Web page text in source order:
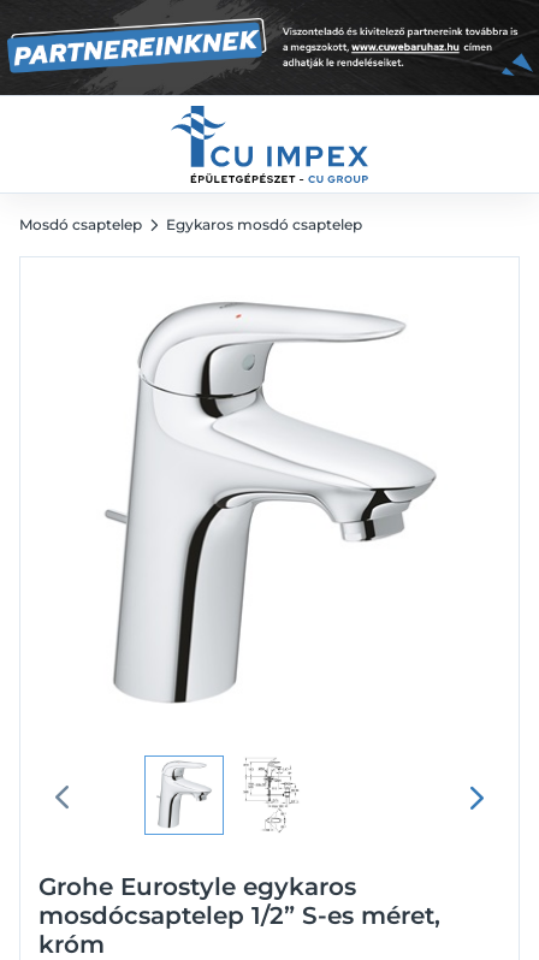
Mosdó csaptelep Egykaros mosdó csaptelep
Grohe Eurostyle egykaros
mosdócsaptelep 1/2” S-es méret,
króm
29 914 Ft
41 548 Ft